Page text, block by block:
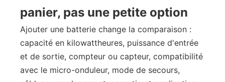
panier, pas une petite option
Ajouter une batterie change la comparaison :
capacité en kilowattheures, puissance d'entrée
et de sortie, compteur ou capteur, compatibilité
avec le micro-onduleur, mode de secours,